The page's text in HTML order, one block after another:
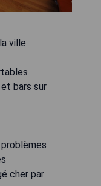
ville
bars sur
cher par